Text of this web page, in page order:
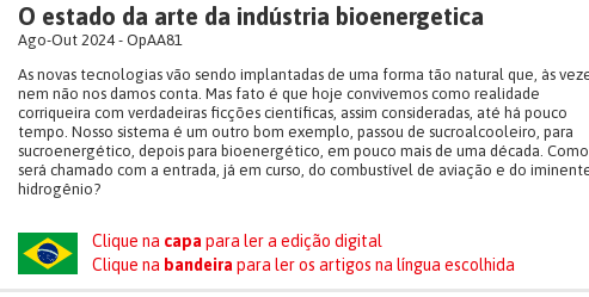
O estado da arte da indústria bioenergetica
Ago-Out 2024 - OpAA81
As novas tecnologias vão sendo implantadas de uma forma tão natural que, às
nem não nos damos conta. Mas fato é que hoje convivemos como realidade
corriqueira com verdadeiras ficções científicas, assim consideradas, até há pouco
tempo. Nosso sistema é um outro bom exemplo, passou de sucroalcooleiro, para
sucroenergético, depois para bioenergético, em pouco mais de uma década. Como
será chamado com a entrada, já em curso, do combustível de aviação e do
hidrogênio?
Clique na capa para ler a edição digital
Clique na bandeira para ler os artigos na língua escolhida